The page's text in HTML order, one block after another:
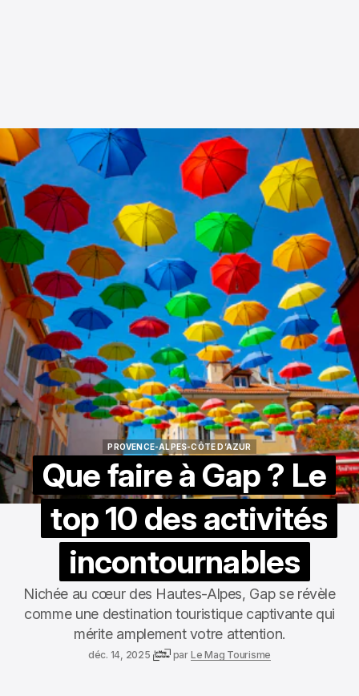
PROVENCE-ALPES-CÔTE D’AZUR
Que faire à Gap ? Le
top 10 des activités
incontournables
Nichée au cœur des Hautes-Alpes, Gap se révèle
comme une destination touristique captivante qui
mérite amplement votre attention.
déc. 14, 2025 par Le Mag Tourisme